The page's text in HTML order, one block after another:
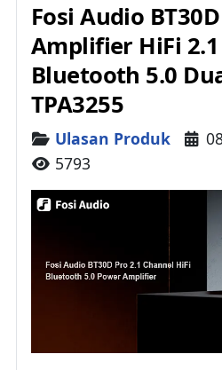
Fosi Audio
Amplifier HiFi
Bluetooth 5.0
TPA3255
Details
Ulasan Produk
5793